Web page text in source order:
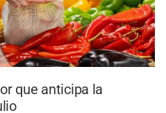
que anticipa la